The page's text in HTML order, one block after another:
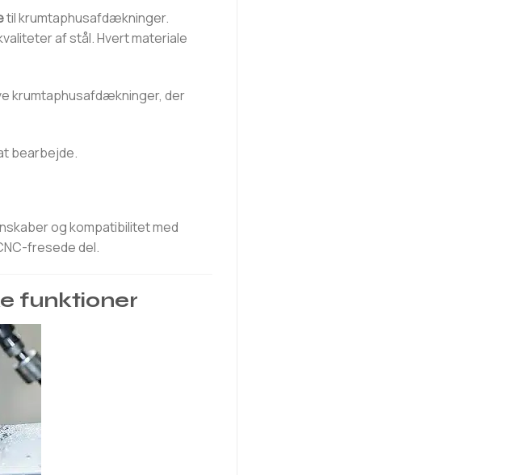
til krumtaphusafdækninger.
af stål. Hvert materiale
krumtaphusafdækninger, der
bearbejde.
og kompatibilitet med
fresede del.
funktioner